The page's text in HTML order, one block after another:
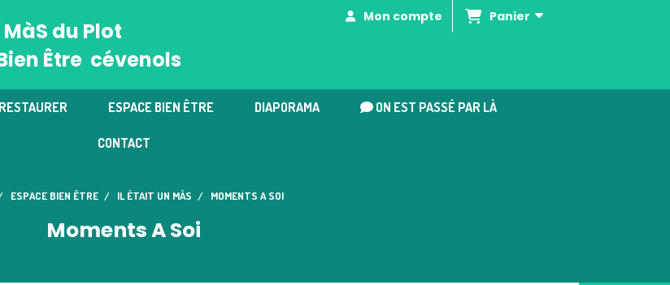
MàS du Plot
Être cévenols
Mon compte Panier
ESPACE BIEN ÊTRE DIAPORAMA ON EST PASSÉ PAR LÀ
CONTACT
ESPACE BIEN ÊTRE IL ÉTAIT UN MÀS MOMENTS A SOI
Moments A Soi